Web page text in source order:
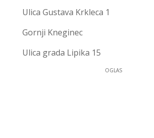
Ulica Gustava Krkleca 1
Gornji Kneginec
Ulica grada Lipika 15
OGLAS